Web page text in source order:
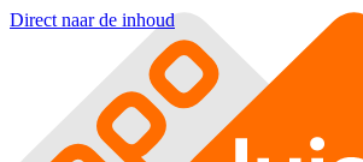
Direct naar de inhoud